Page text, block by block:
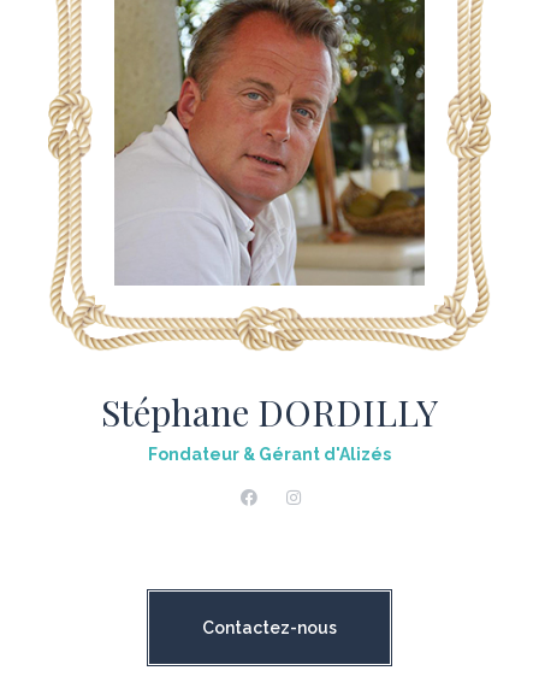
Stéphane DORDILLY
Fondateur & Gérant d'Alizés
Contactez-nous